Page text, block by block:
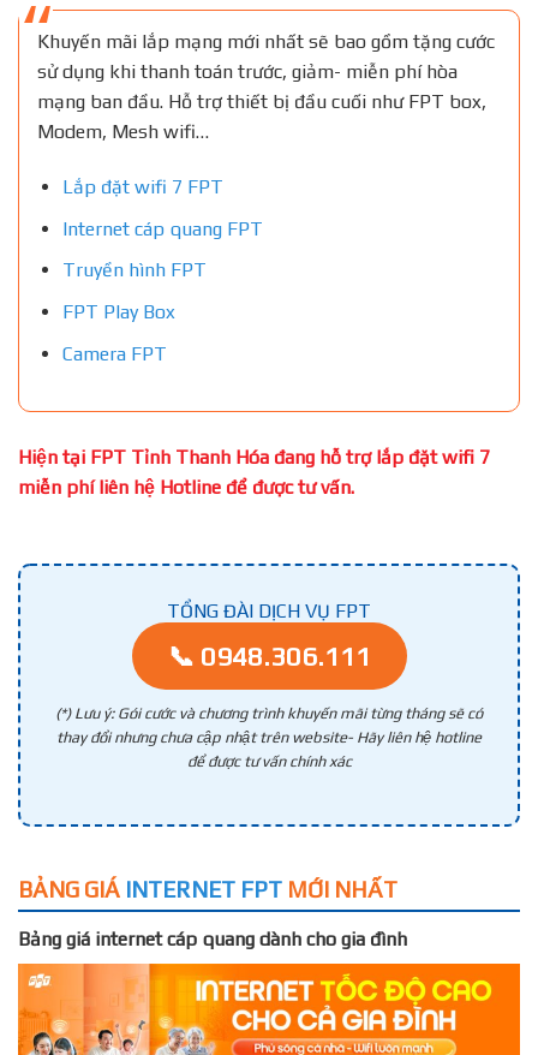
Khuyến mãi lắp mạng mới nhất sẽ bao gồm tặng cước
sử dụng khi thanh toán trước, giảm- miễn phí hòa
mạng ban đầu. Hỗ trợ thiết bị đầu cuối như FPT box,
Modem, Mesh wifi…
Lắp đặt wifi 7 FPT
Internet cáp quang FPT
Truyền hình FPT
FPT Play Box
Camera FPT
Hiện tại FPT Tỉnh Thanh Hóa đang hỗ trợ lắp đặt wifi 7
miễn phí liên hệ Hotline để được tư vấn.
TỔNG ĐÀI DỊCH VỤ FPT
📞 0948.306.111
(*) Lưu ý: Gói cước và chương trình khuyến mãi từng tháng sẽ có
thay đổi nhưng chưa cập nhật trên website- Hãy liên hệ hotline
để được tư vấn chính xác
BẢNG GIÁ INTERNET FPT MỚI NHẤT
Bảng giá internet cáp quang dành cho gia đình